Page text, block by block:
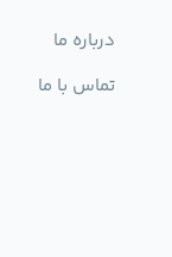
درباره ما
تماس با ما